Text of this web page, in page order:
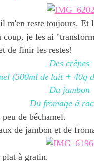
m'en reste toujours. Et
je les ai
de finir les restes!
Des crêpes
(500ml de lait + 40g
Du jambon
Du fromage à
de béchamel.
de jambon et de
plat à gratin.